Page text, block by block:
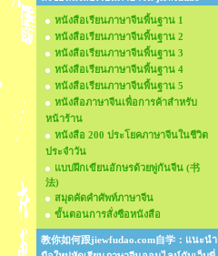
หนังสือเรียนภาษาจีนพื้นฐาน 1
หนังสือเรียนภาษาจีนพื้นฐาน 2
หนังสือเรียนภาษาจีนพื้นฐาน 3
หนังสือเรียนภาษาจีนพื้นฐาน 4
หนังสือเรียนภาษาจีนพื้นฐาน 5
หนังสือภาษาจีนเพื่อการค้าสำหรับ
หน้าร้าน
หนังสือ 200 ประโยคภาษาจีนในชีวิต
ประจำวัน
แบบฝึกเขียนอักษรด้วยพู่กันจีน (书
法)
สมุดคัดคำศัพท์ภาษาจีน
ขั้นตอนการสั่งซือหนังสือ
教你如何跟jiewfudao.com自学：แนะนำ